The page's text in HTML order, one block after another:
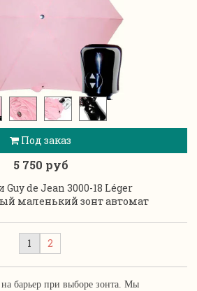
Под заказ
5 750 руб
de Jean 3000-18 Léger
маленький зонт автомат
1 2
барьер при выборе зонта. Мы